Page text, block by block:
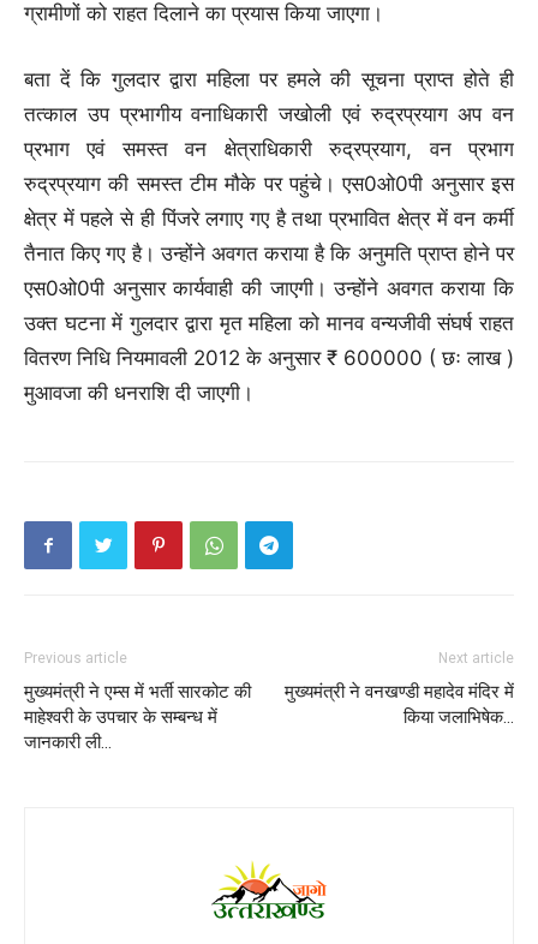
ग्रामीणों को राहत दिलाने का प्रयास किया जाएगा।
बता दें कि गुलदार द्वारा महिला पर हमले की सूचना प्राप्त होते ही
तत्काल उप प्रभागीय वनाधिकारी जखोली एवं रुद्रप्रयाग अप वन
प्रभाग एवं समस्त वन क्षेत्राधिकारी रुद्रप्रयाग, वन प्रभाग
रुद्रप्रयाग की समस्त टीम मौके पर पहुंचे। एस0ओ0पी अनुसार इस
क्षेत्र में पहले से ही पिंजरे लगाए गए है तथा प्रभावित क्षेत्र में वन कर्मी
तैनात किए गए है। उन्होंने अवगत कराया है कि अनुमति प्राप्त होने पर
एस0ओ0पी अनुसार कार्यवाही की जाएगी। उन्होंने अवगत कराया कि
उक्त घटना में गुलदार द्वारा मृत महिला को मानव वन्यजीवी संघर्ष राहत
वितरण निधि नियमावली 2012 के अनुसार ₹ 600000 ( छः लाख )
मुआवजा की धनराशि दी जाएगी।
Previous article
मुख्यमंत्री ने एम्स में भर्ती सारकोट की
माहेश्वरी के उपचार के सम्बन्ध में
जानकारी ली…
Next article
मुख्यमंत्री ने वनखण्डी महादेव मंदिर में
किया जलाभिषेक…